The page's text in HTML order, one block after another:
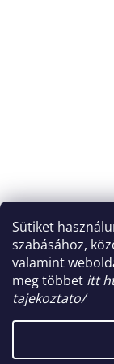
Sütiket
szabásához,
valamint
meg többet itt
tajekoztato/